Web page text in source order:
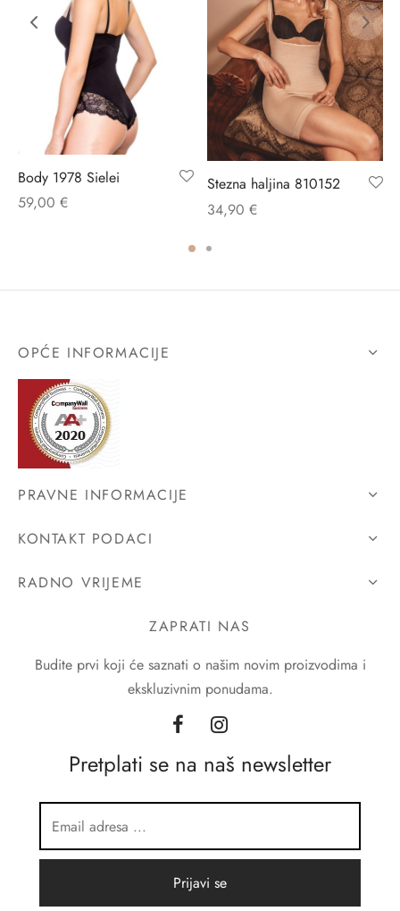
Body 1978 Sielei
59,00 €
Stezna haljina 810152
34,90 €
OPĆE INFORMACIJE
PRAVNE INFORMACIJE
KONTAKT PODACI
RADNO VRIJEME
ZAPRATI NAS
Budite prvi koji će saznati o našim novim proizvodima i
ekskluzivnim ponudama.
Pretplati se na naš newsletter